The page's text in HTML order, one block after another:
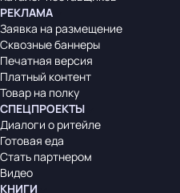
РЕКЛАМА
Заявка на размещение
Сквозные баннеры
Печатная версия
Платный контент
Товар на полку
СПЕЦПРОЕКТЫ
Диалоги о ритейле
Готовая еда
Стать партнером
Видео
КНИГИ